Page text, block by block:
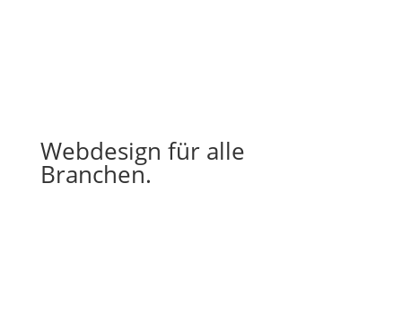
Webdesign für alle
Branchen.